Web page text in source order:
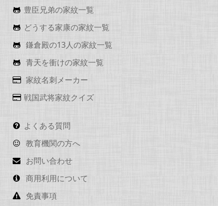
豊臣兄弟の家紋一覧
どうする家康の家紋一覧
鎌倉殿の13人の家紋一覧
青天を衝けの家紋一覧
家紋名刺メーカー
戦国武将家紋クイズ
よくある質問
教育機関の方へ
お問い合わせ
商用利用について
免責事項